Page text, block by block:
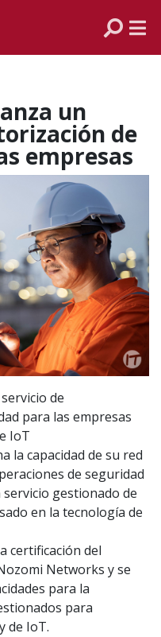
un
de
empresas
de
para las empresas
IoT
la capacidad de su red
de seguridad
gestionado de
en la tecnología de
certificación del
Networks y se
para la
para
de IoT.